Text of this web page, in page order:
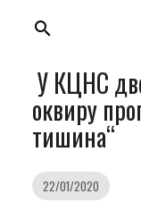
search
У КЦНС
оквиру
тишина“
22/01/2020